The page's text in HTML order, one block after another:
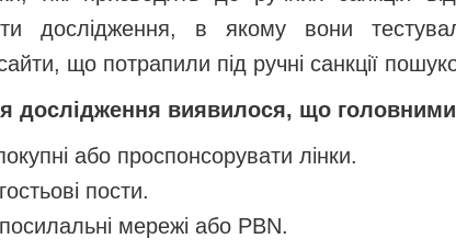
дослідження, в якому вони
що потрапили під ручні санкції
дослідження виявилося, що
або проспонсорувати лінки.
пости.
посилальні мережі або PBN.